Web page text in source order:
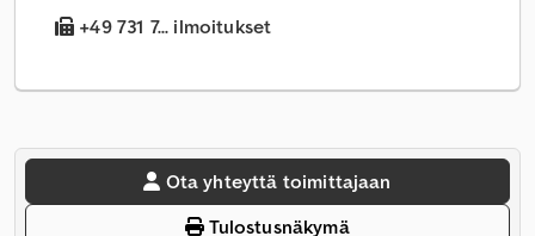
+49 731 7... ilmoitukset
Ota yhteyttä toimittajaan
Tulostusnäkymä